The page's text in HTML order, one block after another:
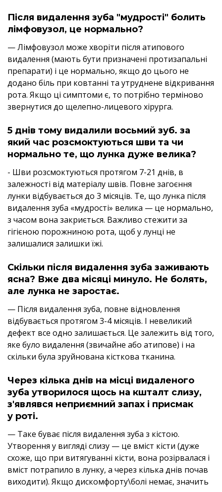
Після видалення зуба "мудрості" болить
лімфовузол, це нормально?
— Лімфовузол може хворіти після атипового
видалення (мають бути призначені протизапальні
препарати) і це нормально, якщо до цього не
додано біль при ковтанні та утруднене відкривання
рота. Якщо ці симптоми є, то потрібно терміново
звернутися до щелепно-лицевого хірурга.
5 днів тому видалили восьмий зуб. за
який час розсмоктуються шви та чи
нормально те, що лунка дуже велика?
- Шви розсмоктуються протягом 7-21 днів, в
залежності від матеріалу швів. Повне загоєння
лунки відбувається до 3 місяців. Те, що лунка після
видалення зуба «мудрості» велика — це нормально,
з часом вона закриється. Важливо стежити за
гігієною порожниною рота, щоб у лунці не
залишалися залишки їжі.
Скільки після видалення зуба заживають
ясна? Вже два місяці минуло. Не болять,
але лунка не заростає.
— Після видалення зуба, повне відновлення
відбувається протягом 3-4 місяців. І невеликий
дефект все одно залишається. Це залежить від того,
яке було видалення (звичайне або атипове) і на
скільки була зруйнована кісткова тканина.
Через кілька днів на місці видаленого
зуба утворилося щось на кшталт слизу,
з'являвся неприємний запах і присмак
у роті.
— Таке буває після видалення зуба з кістою.
Утворення у вигляді слизу — це вміст кісти (дуже
схоже, що при витягуванні кісти, вона розірвалася і
вміст потрапило в лунку, а через кілька днів почав
виходити). Якщо дискомфорту\болі немає, значить